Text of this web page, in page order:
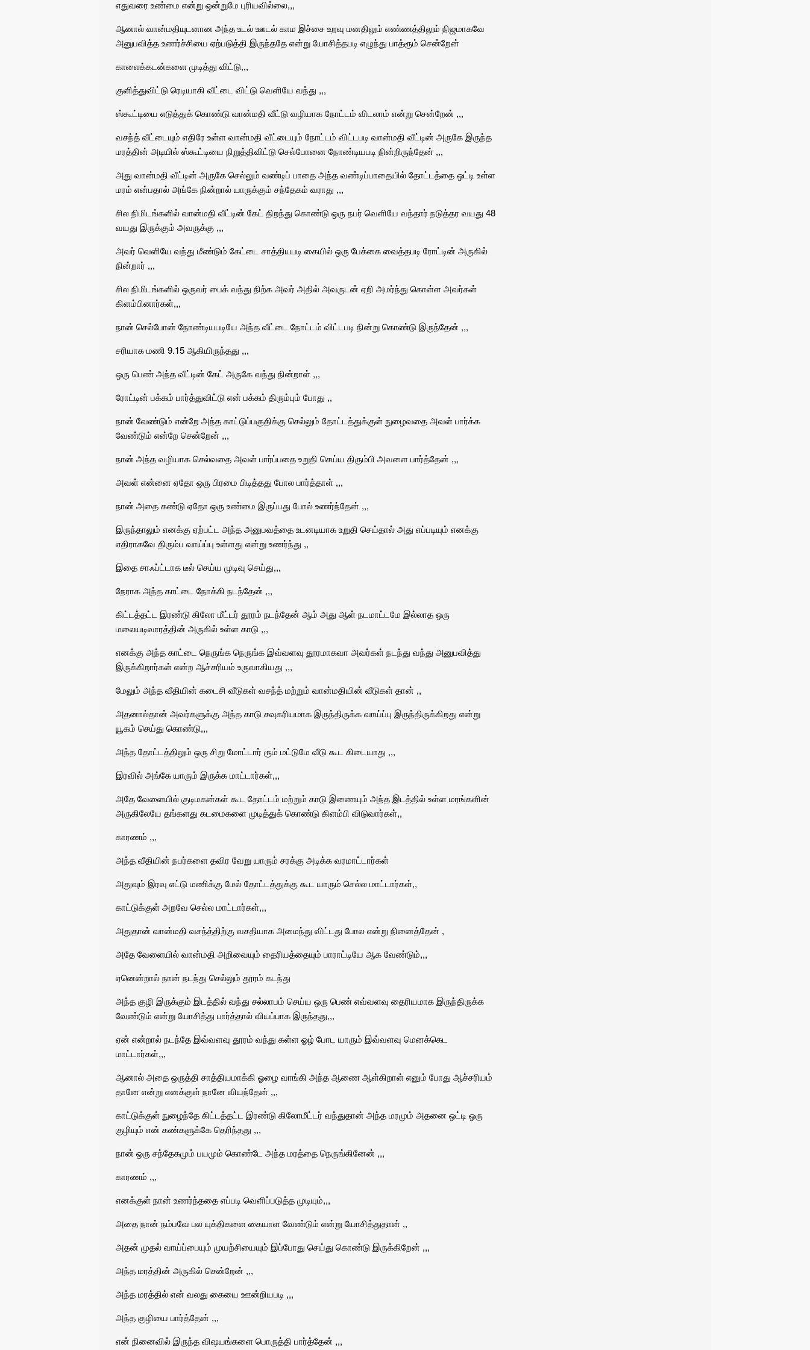
எதுவரை உண்மை என்று ஒன்றுமே புரியவில்லை,,,
ஆனால் வான்மதியுடனான அந்த உடல் ஊடல் காம இச்சை உறவு மனதிலும் எண்ணத்திலும் நிஜமாகவே
அனுபவித்த உணர்ச்சியை ஏற்படுத்தி இருந்ததே என்று யோசித்தபடி எழுந்து பாத்ரூம் சென்றேன்
காலைக்கடன்களை முடித்து விட்டு,,,
குளித்துவிட்டு ரெடியாகி வீட்டை விட்டு வெளியே வந்து ,,,
ஸ்கூட்டியை எடுத்துக் கொண்டு வான்மதி வீட்டு வழியாக நோட்டம் விடலாம் என்று சென்றேன் ,,,
வசந்த் வீட்டையும் எதிரே உள்ள வான்மதி வீட்டையும் நோட்டம் விட்டபடி வான்மதி வீட்டின் அருகே இருந்த
மரத்தின் அடியில் ஸ்கூட்டியை நிறுத்திவிட்டு செல்போனை நோண்டியபடி நின்றிருந்தேன் ,,,
அது வான்மதி வீட்டின் அருகே செல்லும் வண்டிப் பாதை அந்த வண்டிப்பாதையில் தோட்டத்தை ஒட்டி உள்ள
மரம் என்பதால் அங்கே நின்றால் யாருக்கும் சந்தேகம் வராது ,,,
சில நிமிடங்களில் வான்மதி வீட்டின் கேட் திறந்து கொண்டு ஒரு நபர் வெளியே வந்தார் நடுத்தர வயது 48
வயது இருக்கும் அவருக்கு ,,,
அவர் வெளியே வந்து மீண்டும் கேட்டை சாத்தியபடி கையில் ஒரு பேக்கை வைத்தபடி ரோட்டின் அருகில்
நின்றார் ,,,
சில நிமிடங்களில் ஒருவர் பைக் வந்து நிற்க அவர் அதில் அவருடன் ஏறி அமர்ந்து கொள்ள அவர்கள்
கிளம்பினார்கள்,,,
நான் செல்போன் நோண்டியபடியே அந்த வீட்டை நோட்டம் விட்டபடி நின்று கொண்டு இருந்தேன் ,,,
சரியாக மணி 9.15 ஆகியிருந்தது ,,,
ஒரு பெண் அந்த வீட்டின் கேட் அருகே வந்து நின்றாள் ,,,
ரோட்டின் பக்கம் பார்த்துவிட்டு என் பக்கம் திரும்பும் போது ,,
நான் வேண்டும் என்றே அந்த காட்டுப்பகுதிக்கு செல்லும் தோட்டத்துக்குள் நுழைவதை அவள் பார்க்க
வேண்டும் என்றே சென்றேன் ,,,
நான் அந்த வழியாக செல்வதை அவள் பார்ப்பதை உறுதி செய்ய திரும்பி அவளை பார்த்தேன் ,,,
அவள் என்னை ஏதோ ஒரு பிரமை பிடித்தது போல பார்த்தாள் ,,,
நான் அதை கண்டு ஏதோ ஒரு உண்மை இருப்பது போல் உணர்ந்தேன் ,,,
இருந்தாலும் எனக்கு ஏற்பட்ட அந்த அனுபவத்தை உடனடியாக உறுதி செய்தால் அது எப்படியும் எனக்கு
எதிராகவே திரும்ப வாய்ப்பு உள்ளது என்று உணர்ந்து ,,
இதை சாஃப்ட்டாக டீல் செய்ய முடிவு செய்து,,,
நேராக அந்த காட்டை நோக்கி நடந்தேன் ,,,
கிட்டத்தட்ட இரண்டு கிலோ மீட்டர் தூரம் நடந்தேன் ஆம் அது ஆள் நடமாட்டமே இல்லாத ஒரு
மலையடிவாரத்தின் அருகில் உள்ள காடு ,,,
எனக்கு அந்த காட்டை நெருங்க நெருங்க இவ்வளவு தூரமாகவா அவர்கள் நடந்து வந்து அனுபவித்து
இருக்கிறார்கள் என்ற ஆச்சரியம் உருவாகியது ,,,
மேலும் அந்த வீதியின் கடைசி வீடுகள் வசந்த் மற்றும் வான்மதியின் வீடுகள் தான் ,,
அதனால்தான் அவர்களுக்கு அந்த காடு சவுகரியமாக இருந்திருக்க வாய்ப்பு இருந்திருக்கிறது என்று
யூகம் செய்து கொண்டு,,,
அந்த தோட்டத்திலும் ஒரு சிறு மோட்டார் ரூம் மட்டுமே வீடு கூட கிடையாது ,,,
இரவில் அங்கே யாரும் இருக்க மாட்டார்கள்,,,
அதே வேளையில் குடிமகன்கள் கூட தோட்டம் மற்றும் காடு இணையும் அந்த இடத்தில் உள்ள மரங்களின்
அருகிலேயே தங்களது கடமைகளை முடித்துக் கொண்டு கிளம்பி விடுவார்கள்,,
காரணம் ,,,
அந்த வீதியின் நபர்களை தவிர வேறு யாரும் சரக்கு அடிக்க வரமாட்டார்கள்
அதுவும் இரவு எட்டு மணிக்கு மேல் தோட்டத்துக்கு கூட யாரும் செல்ல மாட்டார்கள்,,
காட்டுக்குள் அறவே செல்ல மாட்டார்கள்,,,
அதுதான் வான்மதி வசந்த்திற்கு வசதியாக அமைந்து விட்டது போல என்று நினைத்தேன் ,
அதே வேளையில் வான்மதி அறிவையும் தைரியத்தையும் பாராட்டியே ஆக வேண்டும்,,,
ஏனென்றால் நான் நடந்து செல்லும் தூரம் கடந்து
அந்த குழி இருக்கும் இடத்தில் வந்து சல்லாபம் செய்ய ஒரு பெண் எவ்வளவு தைரியமாக இருந்திருக்க
வேண்டும் என்று யோசித்து பார்த்தால் வியப்பாக இருந்தது,,,
ஏன் என்றால் நடந்தே இவ்வளவு தூரம் வந்து கள்ள ஓழ் போட யாரும் இவ்வளவு மெனக்கெட
மாட்டார்கள்,,,
ஆனால் அதை ஒருத்தி சாத்தியமாக்கி ஓழை வாங்கி அந்த ஆணை ஆள்கிறாள் எனும் போது ஆச்சரியம்
தானே என்று எனக்குள் நானே வியந்தேன் ,,,
காட்டுக்குள் நுழைந்தே கிட்டத்தட்ட இரண்டு கிலோமீட்டர் வந்துதான் அந்த மரமும் அதனை ஒட்டி ஒரு
குழியும் என் கண்களுக்கே தெரிந்தது ,,,
நான் ஒரு சந்தேகமும் பயமும் கொண்டே அந்த மரத்தை நெருங்கினேன் ,,,
காரணம் ,,,
எனக்குள் நான் உணர்ந்ததை எப்படி வெளிப்படுத்த முடியும்,,,
அதை நான் நம்பவே பல யுக்திகளை கையாள வேண்டும் என்று யோசித்துதான் ,,
அதன் முதல் வாய்ப்பையும் முயற்சியையும் இப்போது செய்து கொண்டு இருக்கிறேன் ,,,
அந்த மரத்தின் அருகில் சென்றேன் ,,,
அந்த மரத்தில் என் வலது கையை ஊன்றியபடி ,,,
அந்த குழியை பார்த்தேன் ,,,
என் நினைவில் இருந்த விஷயங்களை பொருத்தி பார்த்தேன் ,,,